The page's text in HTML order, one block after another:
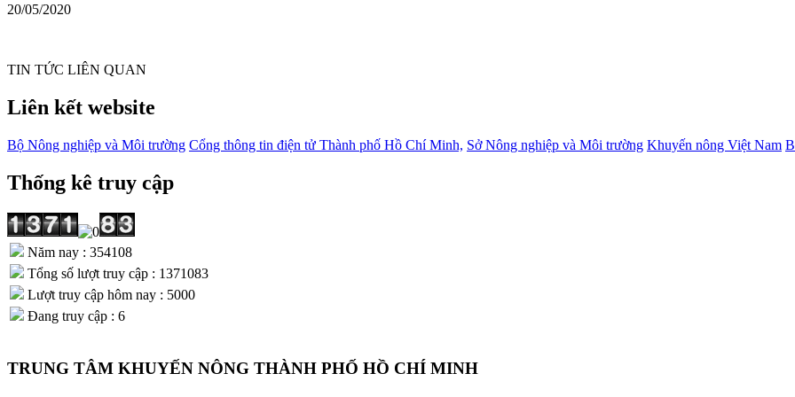
20/05/2020
TIN TỨC LIÊN QUAN
Liên kết website
Bộ Nông nghiệp và Môi trường Cổng thông tin điện tử Thành phố Hồ Chí Minh, Sở Nông nghiệp và Môi trường Khuyến nông Việt Nam
Thống kê truy cập
Năm nay : 354108
Tổng số lượt truy cập : 1371083
Lượt truy cập hôm nay : 5000
Đang truy cập : 6
TRUNG TÂM KHUYẾN NÔNG THÀNH PHỐ HỒ CHÍ MINH